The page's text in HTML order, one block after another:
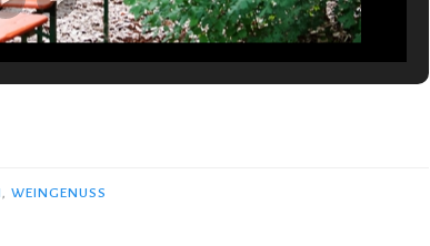
, WEINGENUSS